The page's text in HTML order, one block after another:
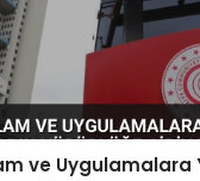
ve Uygulamalara